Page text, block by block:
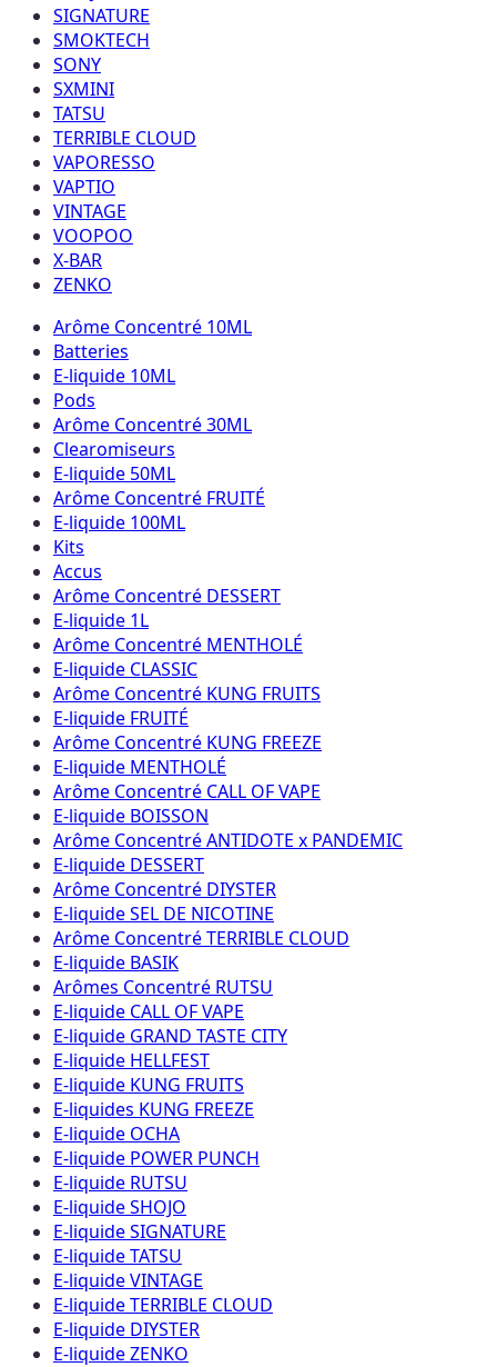
SIGNATURE
SMOKTECH
SONY
SXMINI
TATSU
TERRIBLE CLOUD
VAPORESSO
VAPTIO
VINTAGE
VOOPOO
X-BAR
ZENKO
Arôme Concentré 10ML
Batteries
E-liquide 10ML
Pods
Arôme Concentré 30ML
Clearomiseurs
E-liquide 50ML
Arôme Concentré FRUITÉ
E-liquide 100ML
Kits
Accus
Arôme Concentré DESSERT
E-liquide 1L
Arôme Concentré MENTHOLÉ
E-liquide CLASSIC
Arôme Concentré KUNG FRUITS
E-liquide FRUITÉ
Arôme Concentré KUNG FREEZE
E-liquide MENTHOLÉ
Arôme Concentré CALL OF VAPE
E-liquide BOISSON
Arôme Concentré ANTIDOTE x PANDEMIC
E-liquide DESSERT
Arôme Concentré DIYSTER
E-liquide SEL DE NICOTINE
Arôme Concentré TERRIBLE CLOUD
E-liquide BASIK
Arômes Concentré RUTSU
E-liquide CALL OF VAPE
E-liquide GRAND TASTE CITY
E-liquide HELLFEST
E-liquide KUNG FRUITS
E-liquides KUNG FREEZE
E-liquide OCHA
E-liquide POWER PUNCH
E-liquide RUTSU
E-liquide SHOJO
E-liquide SIGNATURE
E-liquide TATSU
E-liquide VINTAGE
E-liquide TERRIBLE CLOUD
E-liquide DIYSTER
E-liquide ZENKO